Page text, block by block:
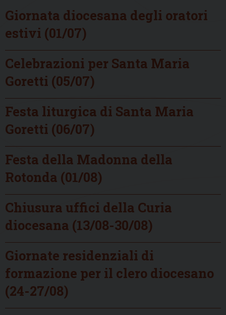
Giornata diocesana degli oratori
estivi (01/07)
Celebrazioni per Santa Maria
Goretti (05/07)
Festa liturgica di Santa Maria
Goretti (06/07)
Festa della Madonna della
Rotonda (01/08)
Chiusura uffici della Curia
diocesana (13/08-30/08)
Giornate residenziali di
formazione per il clero diocesano
(24-27/08)